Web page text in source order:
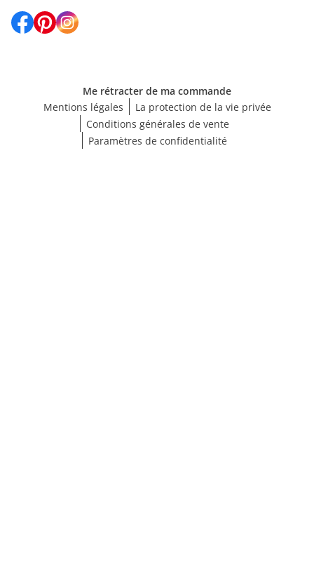
Me rétracter de ma commande
Mentions légales
La protection de la vie privée
Conditions générales de vente
Paramètres de confidentialité